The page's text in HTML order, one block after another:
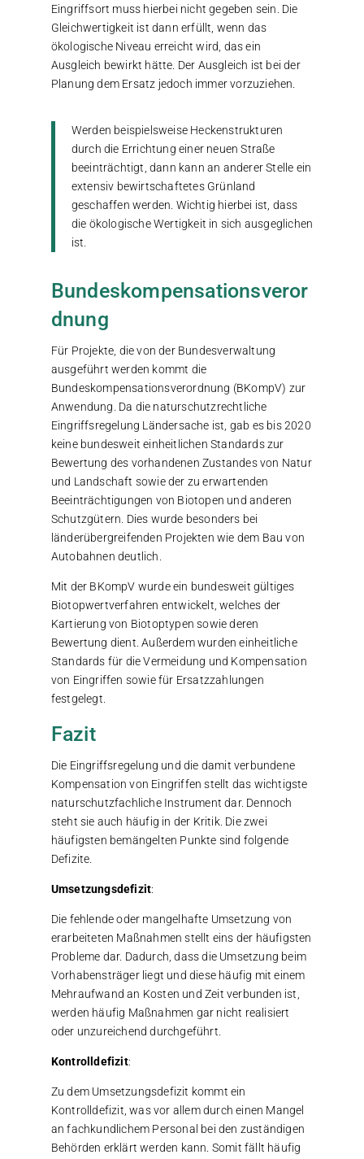
Eingriffsort muss hierbei nicht gegeben sein. Die
Gleichwertigkeit ist dann erfüllt, wenn das
ökologische Niveau erreicht wird, das ein
Ausgleich bewirkt hätte. Der Ausgleich ist bei der
Planung dem Ersatz jedoch immer vorzuziehen.
Werden beispielsweise Heckenstrukturen
durch die Errichtung einer neuen Straße
beeinträchtigt, dann kann an anderer Stelle ein
extensiv bewirtschaftetes Grünland
geschaffen werden. Wichtig hierbei ist, dass
die ökologische Wertigkeit in sich ausgeglichen
ist.
Bundeskompensationsveror
dnung
Für Projekte, die von der Bundesverwaltung
ausgeführt werden kommt die
Bundeskompensationsverordnung (BKompV) zur
Anwendung. Da die naturschutzrechtliche
Eingriffsregelung Ländersache ist, gab es bis 2020
keine bundesweit einheitlichen Standards zur
Bewertung des vorhandenen Zustandes von Natur
und Landschaft sowie der zu erwartenden
Beeinträchtigungen von Biotopen und anderen
Schutzgütern. Dies wurde besonders bei
länderübergreifenden Projekten wie dem Bau von
Autobahnen deutlich.
Mit der BKompV wurde ein bundesweit gültiges
Biotopwertverfahren entwickelt, welches der
Kartierung von Biotoptypen sowie deren
Bewertung dient. Außerdem wurden einheitliche
Standards für die Vermeidung und Kompensation
von Eingriffen sowie für Ersatzzahlungen
festgelegt.
Fazit
Die Eingriffsregelung und die damit verbundene
Kompensation von Eingriffen stellt das wichtigste
naturschutzfachliche Instrument dar. Dennoch
steht sie auch häufig in der Kritik. Die zwei
häufigsten bemängelten Punkte sind folgende
Defizite.
Umsetzungsdefizit:
Die fehlende oder mangelhafte Umsetzung von
erarbeiteten Maßnahmen stellt eins der häufigsten
Probleme dar. Dadurch, dass die Umsetzung beim
Vorhabensträger liegt und diese häufig mit einem
Mehraufwand an Kosten und Zeit verbunden ist,
werden häufig Maßnahmen gar nicht realisiert
oder unzureichend durchgeführt.
Kontrolldefizit:
Zu dem Umsetzungsdefizit kommt ein
Kontrolldefizit, was vor allem durch einen Mangel
an fachkundlichem Personal bei den zuständigen
Behörden erklärt werden kann. Somit fällt häufig